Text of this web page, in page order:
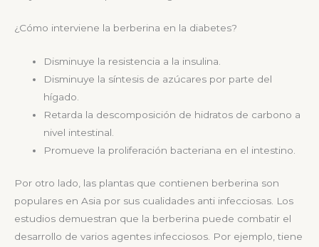
¿Cómo interviene la berberina en la diabetes?
Disminuye la resistencia a la insulina.
Disminuye la síntesis de azúcares por parte del
hígado.
Retarda la descomposición de hidratos de carbono a
nivel intestinal.
Promueve la proliferación bacteriana en el intestino.
Por otro lado, las plantas que contienen berberina son
populares en Asia por sus cualidades anti infecciosas. Los
estudios demuestran que la berberina puede combatir el
desarrollo de varios agentes infecciosos. Por ejemplo, tiene